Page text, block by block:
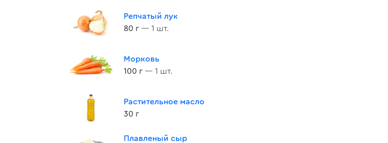
Репчатый лук
80 г — 1 шт.
Морковь
100 г — 1 шт.
Растительное масло
30 г
Плавленый сыр